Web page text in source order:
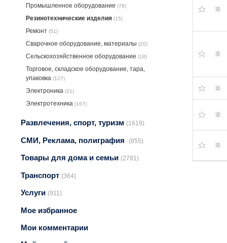
Промышленное оборудование (78)
Резинотехнические изделия (15)
Ремонт (51)
Сварочное оборудование, материалы (20)
Сельскохозяйственное оборудование (18)
Торговое, складское оборудование, тара,
упаковка (127)
Электроника (31)
Электротехника (167)
Развлечения, спорт, туризм (1619)
СМИ, Реклама, полиграфия (855)
Товары для дома и семьи (2781)
Транспорт (364)
Услуги (911)
Мое избранное
Мои комментарии
0
0
0
0
0